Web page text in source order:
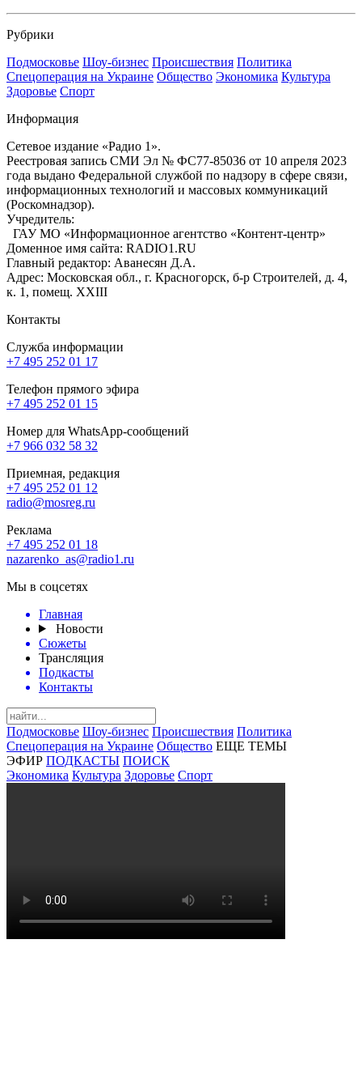
Рубрики
Подмосковье Шоу-бизнес Происшествия Политика
Спецоперация на Украине Общество Экономика Культура
Здоровье Спорт
Информация
Сетевое издание «Радио 1».
Реестровая запись СМИ Эл № ФС77-85036 от 10 апреля 2023
года выдано Федеральной службой по надзору в сфере связи,
информационных технологий и массовых коммуникаций
(Роскомнадзор).
Учредитель:
ГАУ МО «Информационное агентство «Контент-центр»
Доменное имя сайта: RADIO1.RU
Главный редактор: Аванесян Д.А.
Адрес: Московская обл., г. Красногорск, б-р Строителей, д. 4,
к. 1, помещ. XXIII
Контакты
Служба информации
+7 495 252 01 17
Телефон прямого эфира
+7 495 252 01 15
Номер для WhatsApp-сообщений
+7 966 032 58 32
Приемная, редакция
+7 495 252 01 12
radio@mosreg.ru
Реклама
+7 495 252 01 18
nazarenko_as@radio1.ru
Мы в соцсетях
Главная
Новости
Сюжеты
Трансляция
Подкасты
Контакты
Подмосковье Шоу-бизнес Происшествия Политика
Спецоперация на Украине Общество ЕЩЕ ТЕМЫ
ЭФИР ПОДКАСТЫ ПОИСК
Экономика Культура Здоровье Спорт